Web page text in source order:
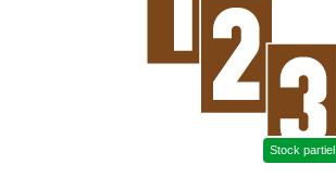
Stock partiel